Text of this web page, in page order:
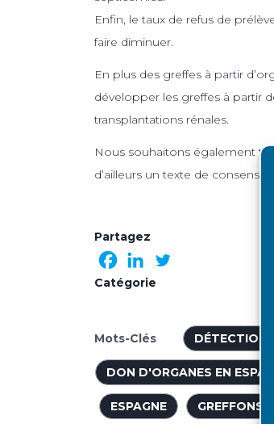
Enfin, le taux de refus de
faire diminuer.
En plus des greffes à partir
développer les greffes à partir
transplantations rénales.
Nous souhaitons également
d’ailleurs un texte de
Partagez
Catégorie
Mots-Clés DÉTECTION
DON D'ORGANES EN
ESPAGNE GREFFONS